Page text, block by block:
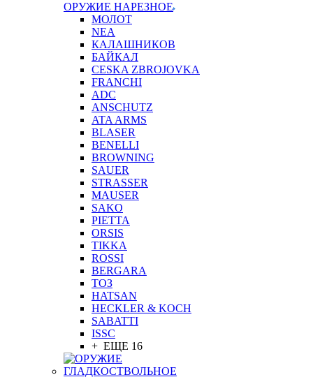
ОРУЖИЕ НАРЕЗНОЕ
МОЛОТ
NEA
КАЛАШНИКОВ
БАЙКАЛ
CESKA ZBROJOVKA
FRANCHI
ADC
ANSCHUTZ
ATA ARMS
BLASER
BENELLI
BROWNING
SAUER
STRASSER
MAUSER
SAKO
PIETTA
ORSIS
TIKKA
ROSSI
BERGARA
ТОЗ
HATSAN
HECKLER & KOCH
SABATTI
ISSC
+ ЕЩЕ 16